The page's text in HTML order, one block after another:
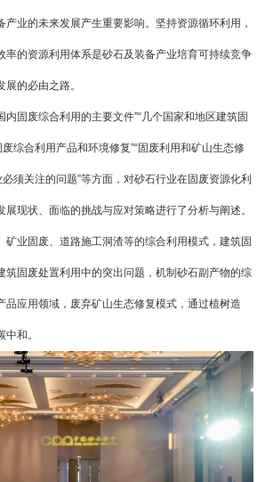
产业的未来发展产生重要影响。坚持资源循环利用，
率的资源利用体系是砂石及装备产业培育可持续竞争
的必由之路。
内固废综合利用的主要文件”“几个国家和地区建筑固
综合利用产品和环境修复”“固废利用和矿山生态修
须关注的问题”等方面，对砂石行业在固废资源化利
展现状、面临的挑战与应对策略进行了分析与阐述。
矿业固废、道路施工洞渣等的综合利用模式，建筑固
筑固废处置利用中的突出问题，机制砂石副产物的综
品应用领域，废弃矿山生态修复模式，通过植树造
和。